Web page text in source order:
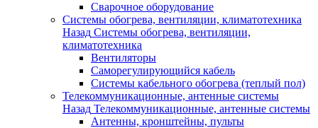
Сварочное оборудование
Системы обогрева, вентиляции, климатотехника
Назад Системы обогрева, вентиляции,
климатотехника
Вентиляторы
Саморегулирующийся кабель
Системы кабельного обогрева (теплый пол)
Телекоммуникационные, антенные системы
Назад Телекоммуникационные, антенные системы
Антенны, кронштейны, пульты